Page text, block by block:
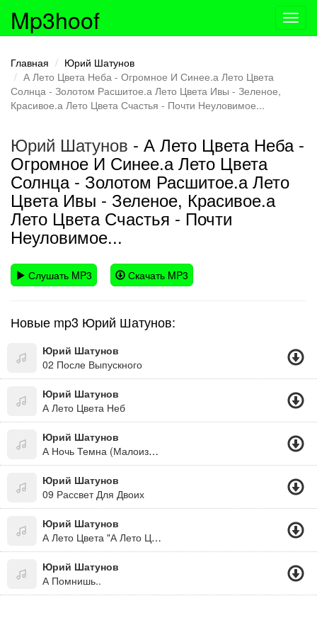
Mp3hoof
Главная
Юрий Шатунов
А Лето Цвета Неба - Огромное И Синее.а Лето Цвета
Солнца - Золотом Расшитое.а Лето Цвета Ивы - Зеленое,
Красивое.а Лето Цвета Счастья - Почти Неуловимое...
Юрий Шатунов - А Лето Цвета Неба -
Огромное И Синее.а Лето Цвета
Солнца - Золотом Расшитое.а Лето
Цвета Ивы - Зеленое, Красивое.а
Лето Цвета Счастья - Почти
Неуловимое...
Слушать MP3 Скачать MP3
Новые mp3 Юрий Шатунов:
Юрий Шатунов
02 После Выпускного
Юрий Шатунов
А Лето Цвета Неб
Юрий Шатунов
А Ночь Темна (Малоизвестные Песни)
Юрий Шатунов
09 Рассвет Для Двоих
Юрий Шатунов
А Лето Цвета "А Лето Цвета Неба - Огромное И Синее А Лето Цвета Солнца - Золотом Расшитое А Лето Цвета Ивы - Зеленое, Красивое А Лето Цвета Счастья - Почти Неуловимое... "((Новинка 2012))
Юрий Шатунов
А Помнишь..